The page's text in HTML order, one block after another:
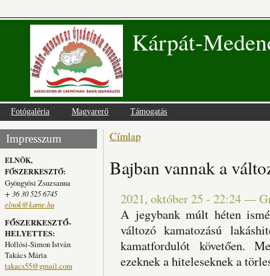
Kárpát-
Fotógaléria Magyarerő Támogatás
Impresszum
ELNÖK,
FŐSZERKESZTŐ:
Gyöngyösi Zsuzsanna
+ 36 30 525 6745
elnok@kame.hu
FŐSZERKESZTŐ-
HELYETTES:
Hollósi-Simon István
Takács Mária
takacs55@gmail.com
Jelenlegi hely
Címlap
Bajban vannak a
2021, október 25 - 22:24—
A jegybank múlt héten
változó kamatozású
kamatfordulót követően.
ezeknek a hiteleseknek a